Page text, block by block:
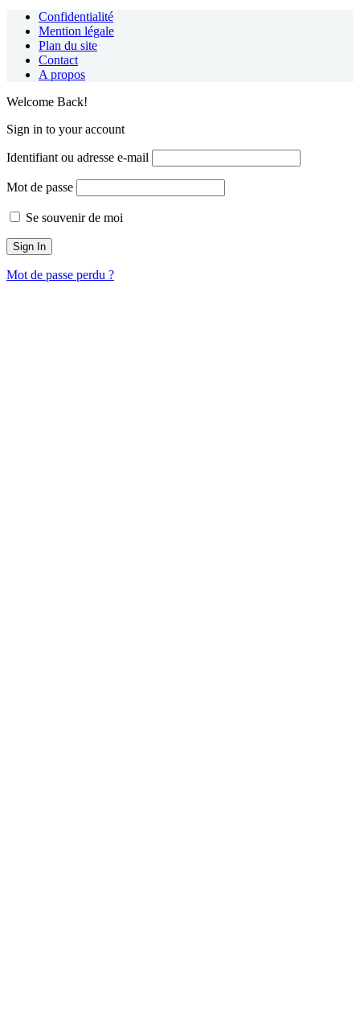
Confidentialité
Mention légale
Plan du site
Contact
A propos
Welcome Back!
Sign in to your account
Identifiant ou adresse e-mail
Mot de passe
Se souvenir de moi
Mot de passe perdu ?